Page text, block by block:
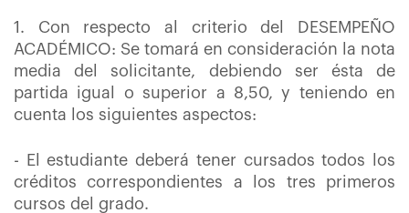
1. Con respecto al criterio del DESEMPEÑO
ACADÉMICO: Se tomará en consideración la nota
media del solicitante, debiendo ser ésta de
partida igual o superior a 8,50, y teniendo en
cuenta los siguientes aspectos:
- El estudiante deberá tener cursados todos los
créditos correspondientes a los tres primeros
cursos del grado.